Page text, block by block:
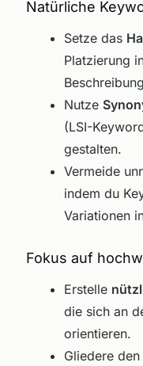
Natürliche
Setze das
Platzierung
Nutze
(LSI-
gestalten.
Vermeide
indem du
Variationen
Fokus auf
Erstelle
die sich an
orientieren.
Gliedere